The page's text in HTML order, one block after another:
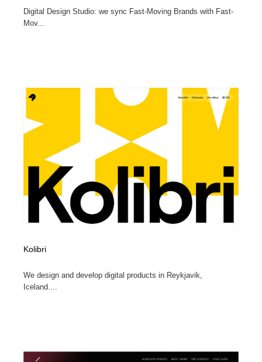
Digital Design Studio: we sync Fast-Moving Brands with Fast-
Mov...
Kolibri
We design and develop digital products in Reykjavik,
Iceland....